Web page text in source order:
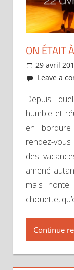
ON ÉTAIT
29 avril
Leave a
Depuis
humble et
en
rendez-
des
amené
mais honte
chouette,
Continue